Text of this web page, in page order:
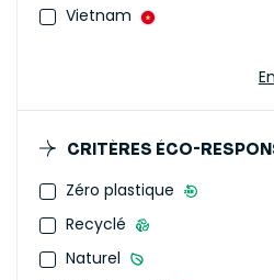
Vietnam
CRITÈRES ÉCO-
Zéro plastique
Recyclé
Naturel